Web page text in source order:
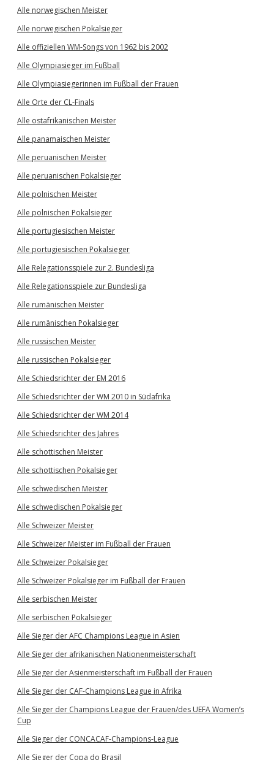
Alle norwegischen Meister
Alle norwegischen Pokalsieger
Alle offiziellen WM-Songs von 1962 bis 2002
Alle Olympiasieger im Fußball
Alle Olympiasiegerinnen im Fußball der Frauen
Alle Orte der CL-Finals
Alle ostafrikanischen Meister
Alle panamaischen Meister
Alle peruanischen Meister
Alle peruanischen Pokalsieger
Alle polnischen Meister
Alle polnischen Pokalsieger
Alle portugiesischen Meister
Alle portugiesischen Pokalsieger
Alle Relegationsspiele zur 2. Bundesliga
Alle Relegationsspiele zur Bundesliga
Alle rumänischen Meister
Alle rumänischen Pokalsieger
Alle russischen Meister
Alle russischen Pokalsieger
Alle Schiedsrichter der EM 2016
Alle Schiedsrichter der WM 2010 in Südafrika
Alle Schiedsrichter der WM 2014
Alle Schiedsrichter des Jahres
Alle schottischen Meister
Alle schottischen Pokalsieger
Alle schwedischen Meister
Alle schwedischen Pokalsieger
Alle Schweizer Meister
Alle Schweizer Meister im Fußball der Frauen
Alle Schweizer Pokalsieger
Alle Schweizer Pokalsieger im Fußball der Frauen
Alle serbischen Meister
Alle serbischen Pokalsieger
Alle Sieger der AFC Champions League in Asien
Alle Sieger der afrikanischen Nationenmeisterschaft
Alle Sieger der Asienmeisterschaft im Fußball der Frauen
Alle Sieger der CAF-Champions League in Afrika
Alle Sieger der Champions League der Frauen/des UEFA Women’s
Cup
Alle Sieger der CONCACAF-Champions-League
Alle Sieger der Copa do Brasil